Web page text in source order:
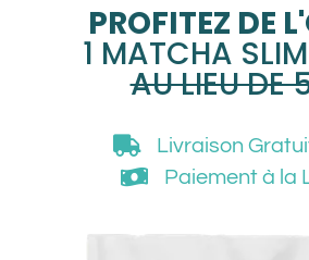
PROFITEZ DE
1 MATCHA
AU LIEU DE
Livraison
Paiement à la